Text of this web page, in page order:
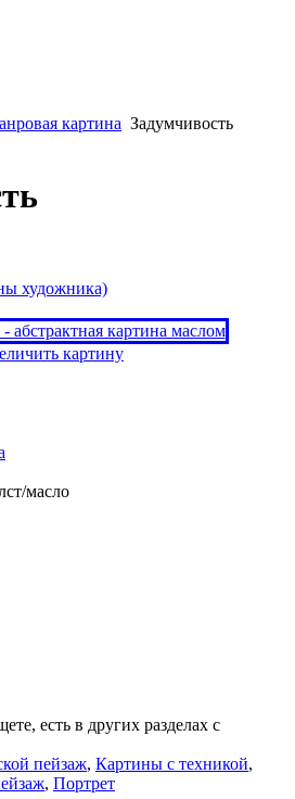
картина Задумчивость
художника)
картину
масло
есть в других разделах с
пейзаж, Картины с техникой,
, Портрет